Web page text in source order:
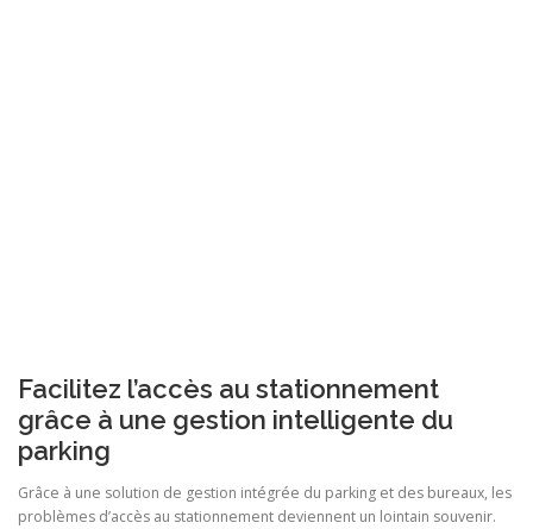
Facilitez l’accès au stationnement
grâce à une gestion intelligente du
parking
Grâce à une solution de gestion intégrée du parking et des bureaux, les
problèmes d’accès au stationnement deviennent un lointain souvenir.